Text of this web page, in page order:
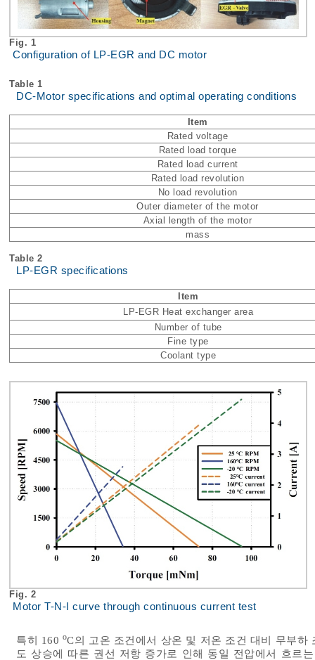
Fig. 1
Configuration of LP-EGR and DC motor
Table 1
DC-Motor specifications and optimal operating conditions
Item
Rated voltage
Rated load torque
Rated load current
Rated load revolution
No load revolution
Outer diameter of the motor
Axial length of the motor
mass
Table 2
LP-EGR specifications
Item
LP-EGR Heat exchanger area
Number of tube
Fine type
Coolant type
Fig. 2
Motor T-N-I curve through continuous current test
특히 160 oC의 고온 조건에서 상온 및 저온 조건 대비 무부
도 상승에 따른 권선 저항 증가로 인해 동일 전압에서 흐르